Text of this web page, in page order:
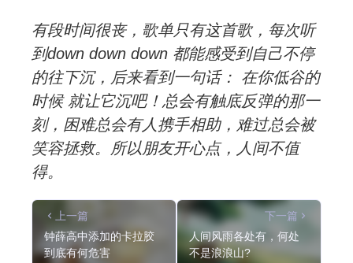
有段时间很丧，歌单只有这首歌，每次听
到down down down 都能感受到自己不停
的往下沉，后来看到一句话： 在你低谷的
时候 就让它沉吧！总会有触底反弹的那一
刻，困难总会有人携手相助，难过总会被
笑容拯救。所以朋友开心点，人间不值
得。
上一篇
钟薛高中添加的卡拉胶
到底有何危害
下一篇
人间风雨各处有，何处
不是浪浪山?